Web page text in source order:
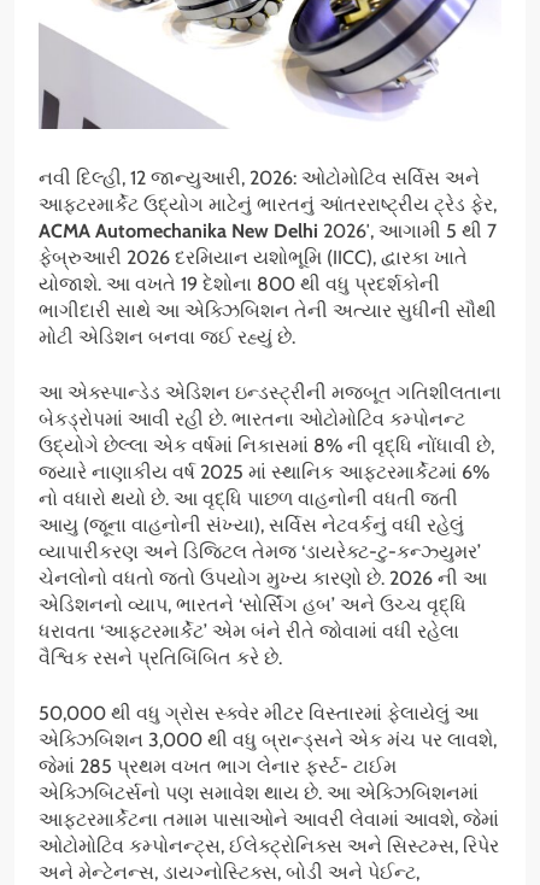
નવી દિલ્હી, 12 જાન્યુઆરી, 2026: ઓટોમોટિવ સર્વિસ અને
આફ્ટરમાર્કેટ ઉદ્યોગ માટેનું ભારતનું આંતરરાષ્ટ્રીય ટ્રેડ ફેર,
ACMA Automechanika New Delhi 2026′, આગામી 5 થી 7
ફેબ્રુઆરી 2026 દરમિયાન યશોભૂમિ (IICC), દ્વારકા ખાતે
યોજાશે. આ વખતે 19 દેશોના 800 થી વધુ પ્રદર્શકોની
ભાગીદારી સાથે આ એક્ઝિબિશન તેની અત્યાર સુધીની સૌથી
મોટી એડિશન બનવા જઈ રહ્યું છે.
આ એક્સ્પાન્ડેડ એડિશન ઇન્ડસ્ટ્રીની મજબૂત ગતિશીલતાના
બેકડ્રોપમાં આવી રહી છે. ભારતના ઓટોમોટિવ કમ્પોનન્ટ
ઉદ્યોગે છેલ્લા એક વર્ષમાં નિકાસમાં 8% ની વૃદ્ધિ નોંધાવી છે,
જ્યારે નાણાકીય વર્ષ 2025 માં સ્થાનિક આફ્ટરમાર્કેટમાં 6%
નો વધારો થયો છે. આ વૃદ્ધિ પાછળ વાહનોની વધતી જતી
આયુ (જૂના વાહનોની સંખ્યા), સર્વિસ નેટવર્કનું વધી રહેલું
વ્યાપારીકરણ અને ડિજિટલ તેમજ ‘ડાયરેક્ટ-ટુ-કન્ઝ્યુમર’
ચેનલોનો વધતો જતો ઉપયોગ મુખ્ય કારણો છે. 2026 ની આ
એડિશનનો વ્યાપ, ભારતને ‘સોર્સિંગ હબ’ અને ઉચ્ચ વૃદ્ધિ
ધરાવતા ‘આફ્ટરમાર્કેટ’ એમ બંને રીતે જોવામાં વધી રહેલા
વૈશ્વિક રસને પ્રતિબિંબિત કરે છે.
50,000 થી વધુ ગ્રોસ સ્ક્વેર મીટર વિસ્તારમાં ફેલાયેલું આ
એક્ઝિબિશન 3,000 થી વધુ બ્રાન્ડ્સને એક મંચ પર લાવશે,
જેમાં 285 પ્રથમ વખત ભાગ લેનાર ફર્સ્ટ- ટાઈમ
એક્ઝિબિટર્સનો પણ સમાવેશ થાય છે. આ એક્ઝિબિશનમાં
આફ્ટરમાર્કેટના તમામ પાસાઓને આવરી લેવામાં આવશે, જેમાં
ઓટોમોટિવ કમ્પોનન્ટ્સ, ઈલેક્ટ્રોનિક્સ અને સિસ્ટમ્સ, રિપેર
અને મેન્ટેનન્સ, ડાયગ્નોસ્ટિક્સ, બોડી અને પેઈન્ટ,